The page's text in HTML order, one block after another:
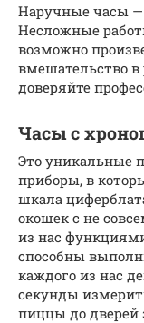
Наручные часы
Несложные
возможно
вмешательство в
доверяйте
Часы с
Это уникальные
приборы, в
шкала
окошек с не
из нас
способны
каждого из нас
секунды
пиццы до дверей